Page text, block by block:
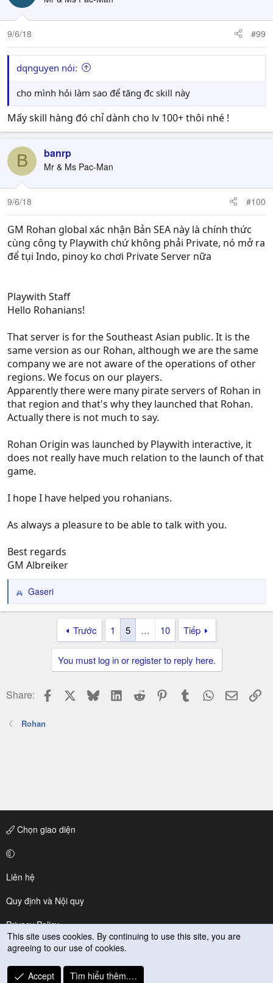
9/6/18 #99
dqnguyen nói:
cho mình hỏi làm sao để tăng đc skill này
Mấy skill hàng đó chỉ dành cho lv 100+ thôi nhé !
B banrp
Mr & Ms Pac-Man
9/6/18 #100
GM Rohan global xác nhận Bản SEA này là chính thức
cùng công ty Playwith chứ không phải Private, nó mở ra
để tụi Indo, pinoy ko chơi Private Server nữa
Playwith Staff
Hello Rohanians!
That server is for the Southeast Asian public. It is the
same version as our Rohan, although we are the same
company we are not aware of the operations of other
regions. We focus on our players.
Apparently there were many pirate servers of Rohan in
that region and that's why they launched that Rohan.
Actually there is not much to say.
Rohan Origin was launched by Playwith interactive, it
does not really have much relation to the launch of that
game.
I hope I have helped you rohanians.
As always a pleasure to be able to talk with you.
Best regards
GM Albreiker
R
e
s
:
Gaseri
Trước 1 5 … 10 Tiếp
You must log in or register to reply here.
Share: Facebook BlueskyLinkedIn
Reddit PinterestTumblr WhatsApp
Email
Rohan
Chọn giao diện
Liên hệ
Quy định và Nội quy
Privacy Policy
Trợ giúp
R
This site uses cookies. By continuing to use this site, you are
agreeing to our use of cookies.
Accept Tìm hiểu thêm.…